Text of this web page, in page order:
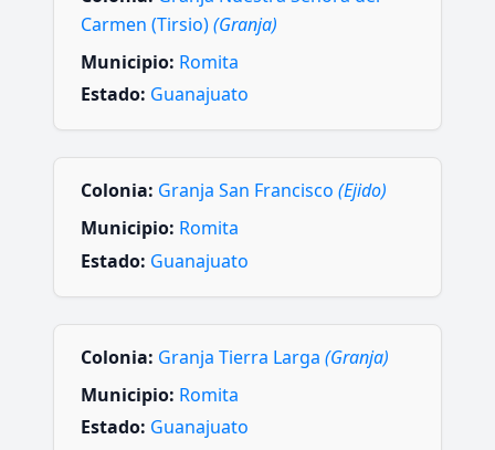
Carmen (Tirsio)(Granja)
Municipio: Romita
Estado: Guanajuato
Colonia: Granja San Francisco (Ejido)
Municipio: Romita
Estado: Guanajuato
Colonia: Granja Tierra Larga (Granja)
Municipio: Romita
Estado: Guanajuato